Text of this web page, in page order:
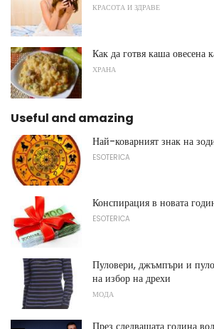
КРАСОТА И ЗДРАВЕ
Как да готвя каша овесена
ХРАНА
Useful and amazing
Най-коварният знак на
ESOTERICA
Конспирация в новата
ESOTERICA
Пуловери, джъмпъри и
на избор на дрехи
МОДА